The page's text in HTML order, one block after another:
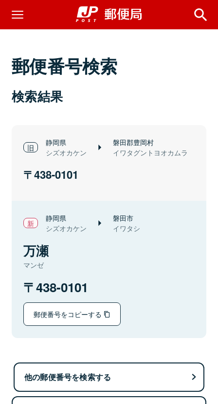
郵便番号検索
検索結果
静岡県
シズオカケン
磐田郡豊岡村
イワタグントヨオカムラ
438-0101
静岡県
シズオカケン
磐田市
イワタシ
万瀬
マンゼ
438-0101
郵便番号をコピーする
他の郵便番号を検索する